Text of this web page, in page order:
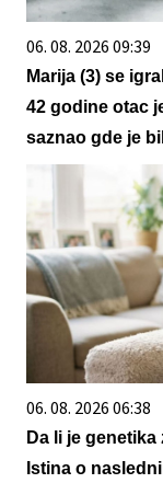
06. 08. 2026 09:39
Marija (3) se
42 godine otac
saznao gde je
06. 08. 2026 06:38
Da li je
Istina o